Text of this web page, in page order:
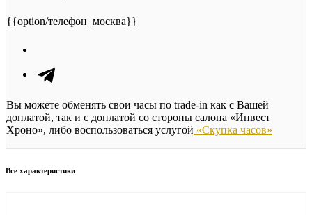
{{option/телефон_москва}}
Вы можете обменять свои часы по trade-in как с Вашей
доплатой, так и с доплатой со стороны салона «Инвест
Хроно», либо воспользоваться услугой «Скупка часов»
Все характеристики